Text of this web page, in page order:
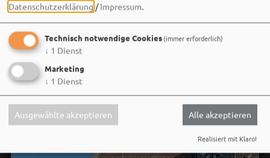
Social Media
Datenschutzerklärung /Impressum.
Technisch notwendige Cookies(immer erforderlich)
↓ 1 Dienst
Marketing
↓ 1 Dienst
Ausgewählte akzeptieren Alle akzeptieren
Realisiert mit Klaro!